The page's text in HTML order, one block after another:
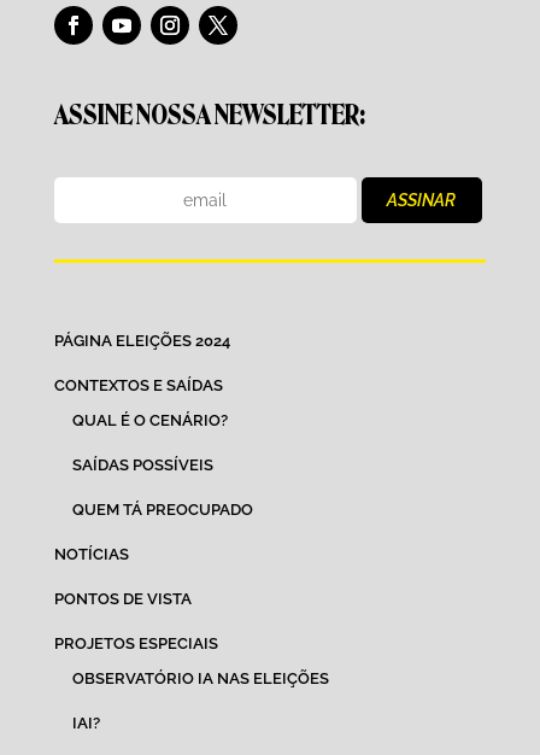
ASSINE NOSSA NEWSLETTER:
PÁGINA ELEIÇÕES 2024
CONTEXTOS E SAÍDAS
QUAL É O CENÁRIO?
SAÍDAS POSSÍVEIS
QUEM TÁ PREOCUPADO
NOTÍCIAS
PONTOS DE VISTA
PROJETOS ESPECIAIS
OBSERVATÓRIO IA NAS ELEIÇÕES
IAI?